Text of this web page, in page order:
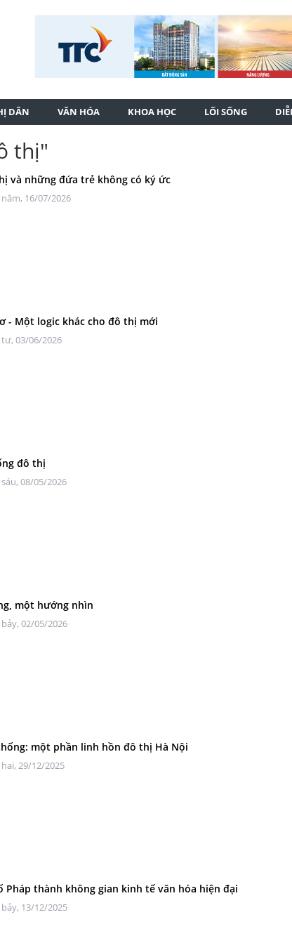
DÂN VĂN HÓA KHOA HỌC LỐI SỐNG
thị"
và những đứa trẻ không có ký ức
16/07/2026
- Một logic khác cho đô thị mới
03/06/2026
đô thị
08/05/2026
một hướng nhìn
02/05/2026
một phần linh hồn đô thị Hà Nội
29/12/2025
Pháp thành không gian kinh tế văn hóa hiện đại
13/12/2025